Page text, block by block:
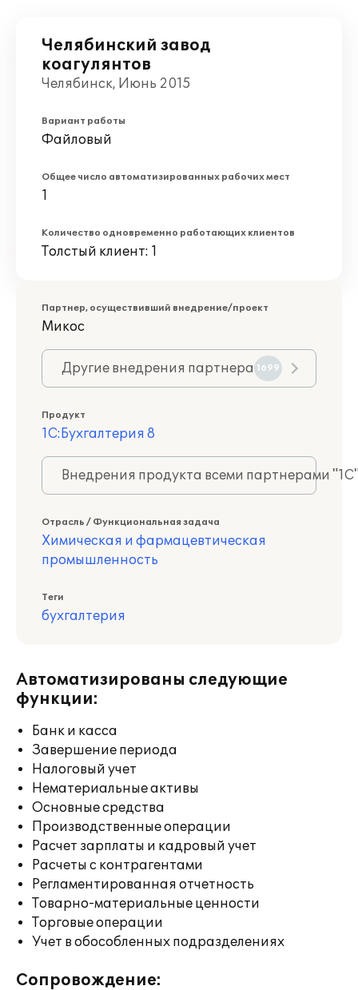
Челябинский завод
коагулянтов
Челябинск, Июнь 2015
Вариант работы
Файловый
Общее число автоматизированных рабочих мест
1
Количество одновременно работающих клиентов
Толстый клиент: 1
Партнер, осуществивший внедрение/проект
Микос
Другие внедрения партнера 1699
Продукт
1С:Бухгалтерия 8
Внедрения продукта всеми партнерами
Отрасль / Функциональная задача
Химическая и фармацевтическая
промышленность
Теги
бухгалтерия
Автоматизированы следующие
функции:
Банк и касса
Завершение периода
Налоговый учет
Нематериальные активы
Основные средства
Производственные операции
Расчет зарплаты и кадровый учет
Расчеты с контрагентами
Регламентированная отчетность
Товарно-материальные ценности
Торговые операции
Учет в обособленных подразделениях
Сопровождение: